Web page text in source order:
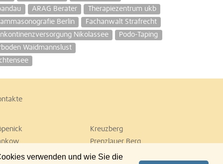
verwenden und wie Sie die
ARAG Berater
Therapiezentrum ukb
Berlin
Fachanwalt Strafrecht
Inkontinenzversorgung Nikolassee
Podo-Taping
Waidmannslust
Kreuzberg
Prenzlauer Berg
Tiergarten